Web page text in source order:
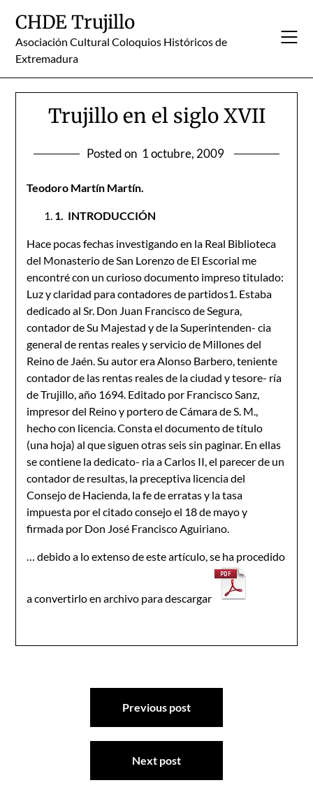
content
CHDE Trujillo
Asociación Cultural Coloquios Históricos de
Extremadura
Trujillo en el siglo XVII
Posted on 1 octubre, 2009
Teodoro Martín Martín.
1. INTRODUCCIÓN
Hace pocas fechas investigando en la Real Biblioteca
del Monasterio de San Lorenzo de El Escorial me
encontré con un curioso documento impreso titulado:
Luz y claridad para contadores de partidos1. Estaba
dedicado al Sr. Don Juan Francisco de Segura,
contador de Su Majestad y de la Superintenden- cia
general de rentas reales y servicio de Millones del
Reino de Jaén. Su autor era Alonso Barbero, teniente
contador de las rentas reales de la ciudad y tesore- ría
de Trujillo, año 1694. Editado por Francisco Sanz,
impresor del Reino y portero de Cámara de S. M.,
hecho con licencia. Consta el documento de título
(una hoja) al que siguen otras seis sin paginar. En ellas
se contiene la dedicato- ria a Carlos II, el parecer de un
contador de resultas, la preceptiva licencia del
Consejo de Hacienda, la fe de erratas y la tasa
impuesta por el citado consejo el 18 de mayo y
firmada por Don José Francisco Aguiriano.
… debido a lo extenso de este artículo, se ha procedido
a convertirlo en archivo para descargar
Navegación
entradas
Previous post
Next post